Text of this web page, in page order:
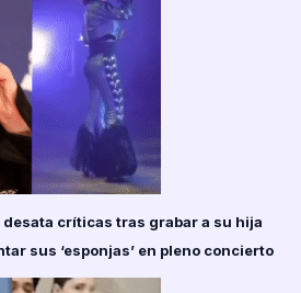
desata críticas tras grabar a su hija
sus ‘esponjas’ en pleno concierto